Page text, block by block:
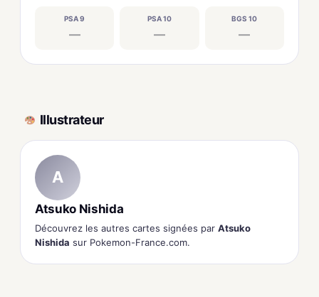
PSA 9
—
PSA 10
—
BGS 10
—
Illustrateur
A
Atsuko Nishida
Découvrez les autres cartes signées par Atsuko
Nishida sur Pokemon-France.com.